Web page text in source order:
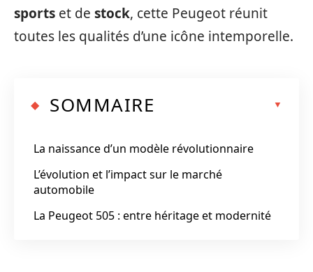
sports et de stock, cette Peugeot réunit
toutes les qualités d’une icône intemporelle.
SOMMAIRE
La naissance d’un modèle révolutionnaire
L’évolution et l’impact sur le marché
automobile
La Peugeot 505 : entre héritage et modernité